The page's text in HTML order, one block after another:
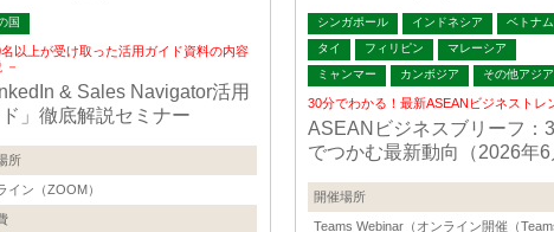
国
名以上が受け取った活用ガイド資料の内容
－
& Sales Navigator活用
」徹底解説セミナー
所
イン（ZOOM）
シンガポール インドネシア
ベトナム
タイ
フィリピン
マレーシア
ミャンマー
カンボジア その他アジア
30分でわかる！最新ASEANビジネストレ
ASEANビジネスブリーフ：
でつかむ最新動向（2026年6
開催場所
Teams Webinar（オンライン開催（